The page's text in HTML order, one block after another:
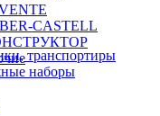
CASTELL
транспортиры
наборы